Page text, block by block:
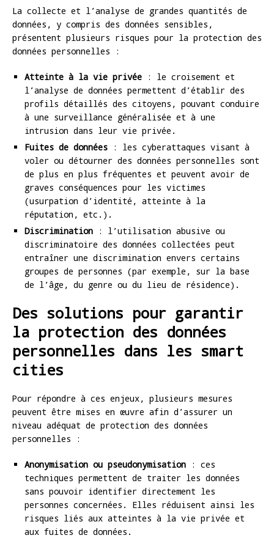
La collecte et l’analyse de grandes quantités de
données, y compris des données sensibles,
présentent plusieurs risques pour la protection des
données personnelles :
Atteinte à la vie privée : le croisement et
l’analyse de données permettent d’établir des
profils détaillés des citoyens, pouvant conduire
à une surveillance généralisée et à une
intrusion dans leur vie privée.
Fuites de données : les cyberattaques visant à
voler ou détourner des données personnelles sont
de plus en plus fréquentes et peuvent avoir de
graves conséquences pour les victimes
(usurpation d’identité, atteinte à la
réputation, etc.).
Discrimination : l’utilisation abusive ou
discriminatoire des données collectées peut
entraîner une discrimination envers certains
groupes de personnes (par exemple, sur la base
de l’âge, du genre ou du lieu de résidence).
Des solutions pour garantir
la protection des données
personnelles dans les smart
cities
Pour répondre à ces enjeux, plusieurs mesures
peuvent être mises en œuvre afin d’assurer un
niveau adéquat de protection des données
personnelles :
Anonymisation ou pseudonymisation : ces
techniques permettent de traiter les données
sans pouvoir identifier directement les
personnes concernées. Elles réduisent ainsi les
risques liés aux atteintes à la vie privée et
aux fuites de données.